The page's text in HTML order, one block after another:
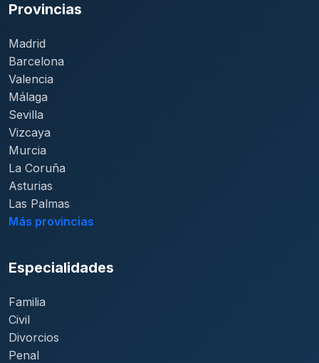
Provincias
Madrid
Barcelona
Valencia
Málaga
Sevilla
Vizcaya
Murcia
La Coruña
Asturias
Las Palmas
Más provincias
Especialidades
Familia
Civil
Divorcios
Penal